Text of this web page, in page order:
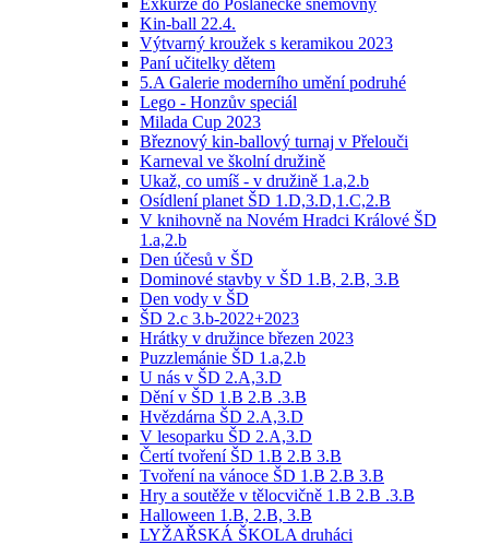
Exkurze do Poslanecké sněmovny
Kin-ball 22.4.
Výtvarný kroužek s keramikou 2023
Paní učitelky dětem
5.A Galerie moderního umění podruhé
Lego - Honzův speciál
Milada Cup 2023
Březnový kin-ballový turnaj v Přelouči
Karneval ve školní družině
Ukaž, co umíš - v družině 1.a,2.b
Osídlení planet ŠD 1.D,3.D,1.C,2.B
V knihovně na Novém Hradci Králové ŠD
1.a,2.b
Den účesů v ŠD
Dominové stavby v ŠD 1.B, 2.B, 3.B
Den vody v ŠD
ŠD 2.c 3.b-2022+2023
Hrátky v družince březen 2023
Puzzlemánie ŠD 1.a,2.b
U nás v ŠD 2.A,3.D
Dění v ŠD 1.B 2.B .3.B
Hvězdárna ŠD 2.A,3.D
V lesoparku ŠD 2.A,3.D
Čertí tvoření ŠD 1.B 2.B 3.B
Tvoření na vánoce ŠD 1.B 2.B 3.B
Hry a soutěže v tělocvičně 1.B 2.B .3.B
Halloween 1.B, 2.B, 3.B
LYŽAŘSKÁ ŠKOLA druháci